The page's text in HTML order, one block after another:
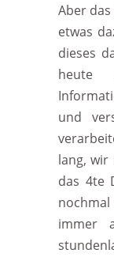
Aber
etwas
dieses
und
lang,
das 4te
immer